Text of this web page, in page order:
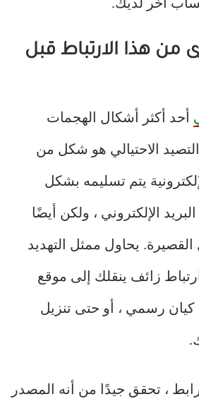
من هذا الارتباط قبل
أحد أكثر أشكال الهجمات
التصيد الاحتيالي هو شكل من
يتم تسليمه بشكل
الإلكتروني ، ولكن أيضًا
يحاول ممثل التهديد
زائف ينقلك إلى موقع
كيان رسمي ، أو حتى تنزيل
، تحقق جيدًا من أنه المصدر